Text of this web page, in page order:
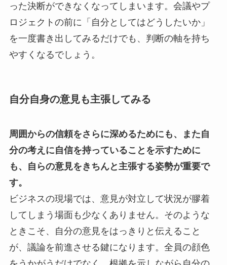
った決断ができなくなってしまいます。会議やプ
ロジェクトの前に「自分としてはどうしたいか」
を一度書き出してみるだけでも、判断の軸を持ち
やすくなるでしょう。
自分自身の意見も主張してみる
周囲からの信頼をさらに深めるためにも、また自
分の考えに自信を持っていることを示すために
も、自らの意見をきちんと主張する姿勢が重要で
す。
ビジネスの現場では、意見が対立して状況が膠着
してしまう場面も少なくありません。そのような
ときこそ、自分の意見をはっきりと伝えること
が、議論を前進させる鍵になります。全員の顔色